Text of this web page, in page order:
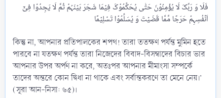
فَلَا وَ رَبِّکَ لَا یُؤۡمِنُوۡنَ حَتّٰی یُحَکِّمُوۡکَ فِیۡمَا شَجَرَ بَیۡنَہُمۡ ثُمَّ لَا یَجِدُوۡا فِیۡۤ
اَنۡفُسِہِمۡ حَرَجًا مِّمَّا قَضَیۡتَ وَ یُسَلِّمُوۡا تَسۡلِیۡمًا
কিন্তু না, আপনার প্রতিপালকের শপথ! তারা ততক্ষণ পর্যন্ত মুমিন হতে
পারবে না যতক্ষণ পর্যন্ত তারা নিজেদের বিবাদ-বিসম্বাদের বিচার ভার
আপনার উপর অর্পণ না করে, অতঃপর আপনার মীমাংসা সম্পর্কে
তাদের অন্তরে কোন দ্বিধা না থাকে এবং সর্বান্তকরণে তা মেনে নেয়।’
(সূরা আন-নিসা: ৬৫)।